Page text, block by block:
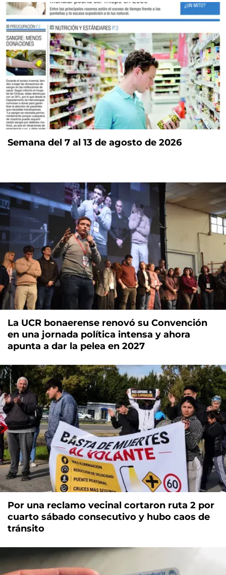
Semana del 7 al 13 de agosto de 2026
La UCR bonaerense renovó su Convención
en una jornada política intensa y ahora
apunta a dar la pelea en 2027
Por una reclamo vecinal cortaron ruta 2 por
cuarto sábado consecutivo y hubo caos de
tránsito